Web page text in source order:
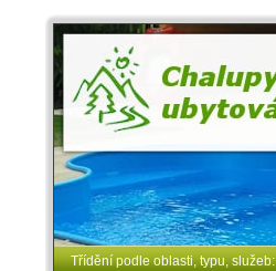
Třídění podle oblasti, typu, služeb: